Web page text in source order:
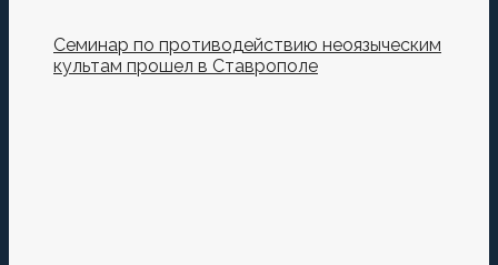
Семинар по противодействию неоязыческим
культам прошел в Ставрополе